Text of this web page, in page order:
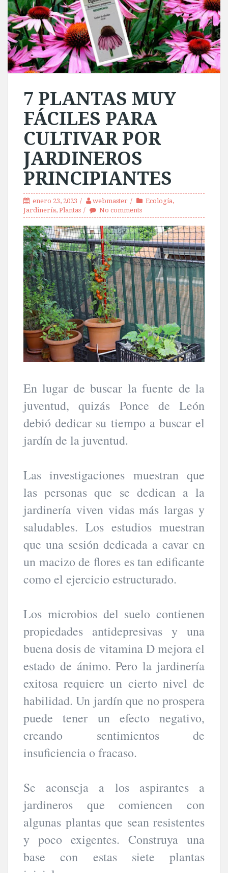
7 PLANTAS MUY
FÁCILES PARA
CULTIVAR POR
JARDINEROS
PRINCIPIANTES
enero 23, 2023 webmaster Ecología,
Jardinería, Plantas No comments
En lugar de buscar la fuente de la
juventud, quizás Ponce de León
debió dedicar su tiempo a buscar el
jardín de la juventud.
Las investigaciones muestran que
las personas que se dedican a la
jardinería viven vidas más largas y
saludables. Los estudios muestran
que una sesión dedicada a cavar en
un macizo de flores es tan edificante
como el ejercicio estructurado.
Los microbios del suelo contienen
propiedades antidepresivas y una
buena dosis de vitamina D mejora el
estado de ánimo. Pero la jardinería
exitosa requiere un cierto nivel de
habilidad. Un jardín que no prospera
puede tener un efecto negativo,
creando sentimientos de
insuficiencia o fracaso.
Se aconseja a los aspirantes a
jardineros que comiencen con
algunas plantas que sean resistentes
y poco exigentes. Construya una
base con estas siete plantas